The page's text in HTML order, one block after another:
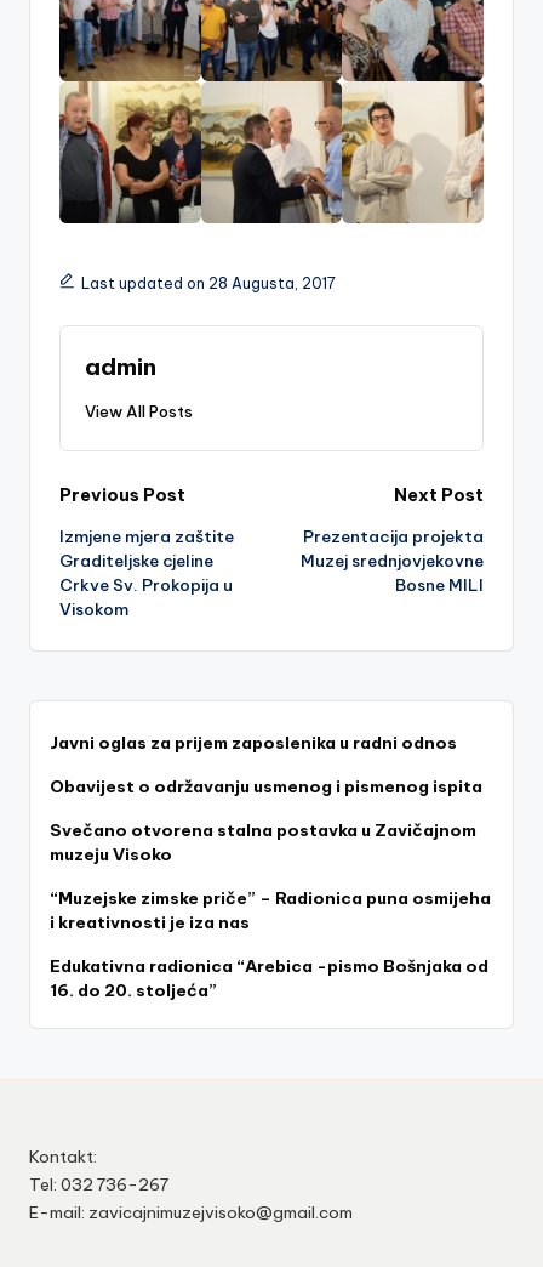
Last updated on 28 Augusta, 2017
admin
View All Posts
Post
navigation
Previous Post
Izmjene mjera zaštite
Graditeljske cjeline
Crkve Sv. Prokopija u
Visokom
Next Post
Prezentacija projekta
Muzej srednjovjekovne
Bosne MILI
Javni oglas za prijem zaposlenika u radni odnos
Obavijest o održavanju usmenog i pismenog ispita
Svečano otvorena stalna postavka u Zavičajnom
muzeju Visoko
“Muzejske zimske priče” – Radionica puna osmijeha
i kreativnosti je iza nas
Edukativna radionica “Arebica -pismo Bošnjaka od
16. do 20. stoljeća”
Kontakt:
Tel: 032 736-267
E-mail: zavicajnimuzejvisoko@gmail.com